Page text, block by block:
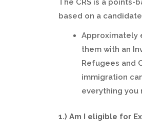
based on a
Approximately
them with an
Refugees and
immigration
everything you
1.) Am I eligible for